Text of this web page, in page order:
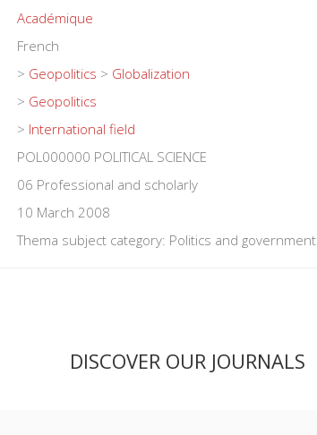
Académique
French
> Geopolitics > Globalization
> Geopolitics
> International field
POL000000 POLITICAL SCIENCE
06 Professional and scholarly
10 March 2008
Thema subject category: Politics and government
DISCOVER OUR JOURNALS